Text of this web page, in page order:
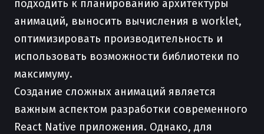
подходить к планированию архитектуры
анимаций, выносить вычисления в worklet,
оптимизировать производительность и
использовать возможности библиотеки по
максимуму.
Создание сложных анимаций является
важным аспектом разработки современного
React Native приложения. Однако, для